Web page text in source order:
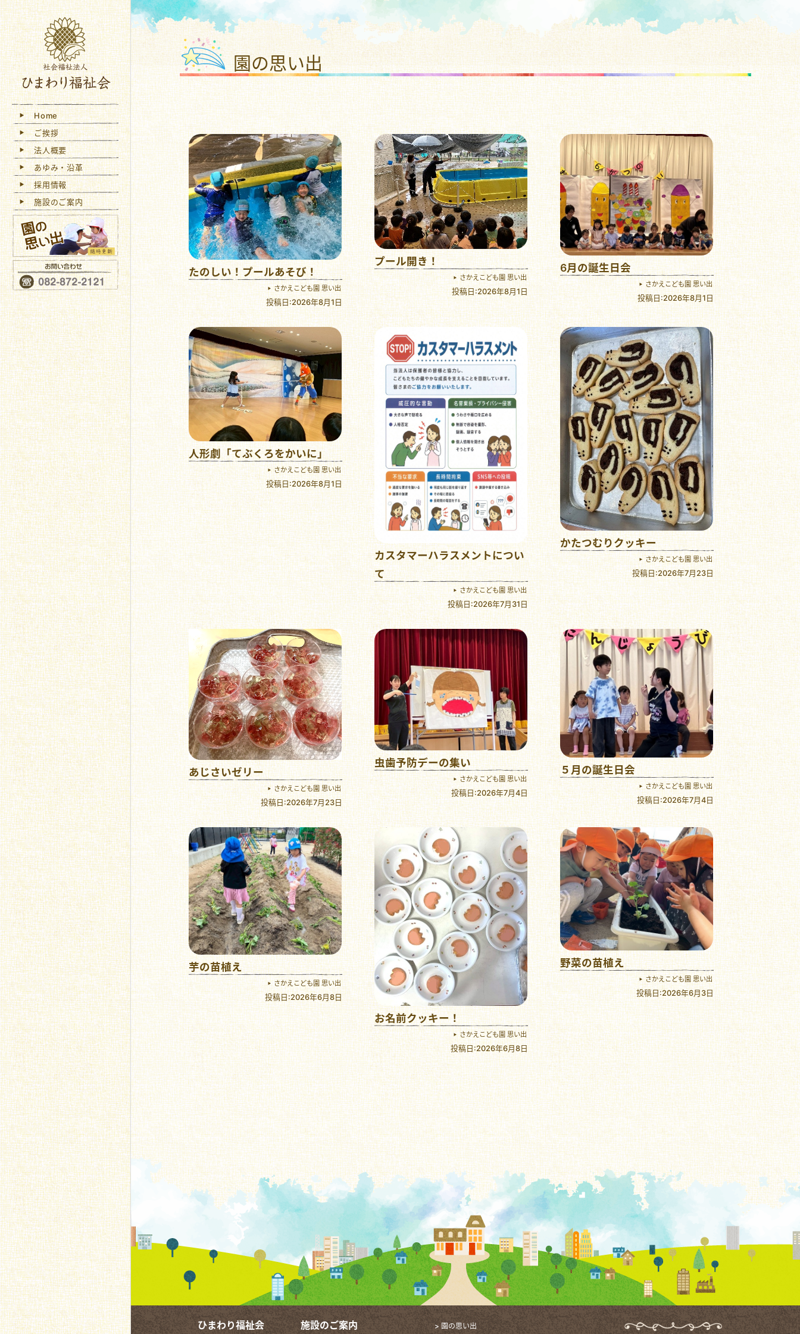
社会福祉法人 ひまわり福祉会
Home
ご挨拶
法人概要
あゆみ・沿革
採用情報
施設のご案内
園の思い出
たのしい！プールあそび！
さかえこども園 思い出
投稿日:2026年8月1日
プール開き！
さかえこども園 思い出
投稿日:2026年8月1日
6月の誕生日会
さかえこども園 思い出
投稿日:2026年8月1日
人形劇「てぶくろをかいに」
さかえこども園 思い出
投稿日:2026年8月1日
カスタマーハラスメントについ
て
さかえこども園 思い出
投稿日:2026年7月31日
かたつむりクッキー
さかえこども園 思い出
投稿日:2026年7月23日
あじさいゼリー
さかえこども園 思い出
投稿日:2026年7月23日
虫歯予防デーの集い
さかえこども園 思い出
投稿日:2026年7月4日
５月の誕生日会
さかえこども園 思い出
投稿日:2026年7月4日
芋の苗植え
さかえこども園 思い出
投稿日:2026年6月8日
お名前クッキー！
さかえこども園 思い出
投稿日:2026年6月8日
野菜の苗植え
さかえこども園 思い出
投稿日:2026年6月3日
ひまわり福祉会 施設のご案内 > 園の思い出